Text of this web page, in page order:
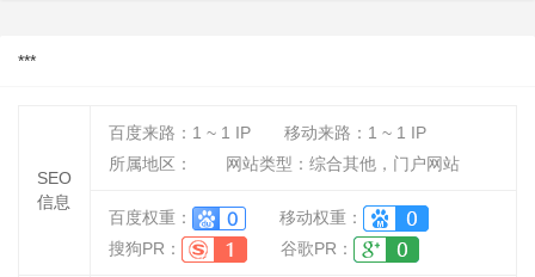
***
SEO
信息
百度来路： 1 ~ 1 IP 移动来路： 1 ~ 1 IP
所属地区：
网站类型：综合其他，门户网站
百度权重：
移动权重：
搜狗PR：
谷歌PR：